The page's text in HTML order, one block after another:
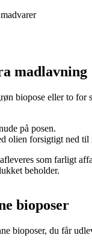
madlavning
biopose eller to for
på posen.
olien forsigtigt ned til
som farligt
beholder.
bioposer
bioposer, du får